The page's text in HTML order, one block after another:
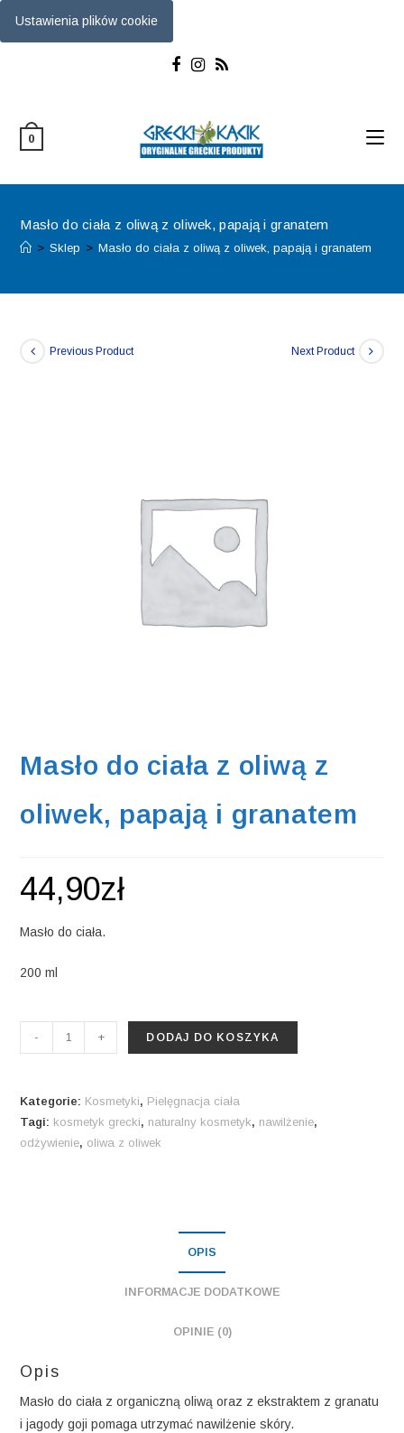
Ustawienia plików cookie
0
Masło do ciała z oliwą z oliwek, papają i granatem
> Sklep > Masło do ciała z oliwą z oliwek, papają i granatem
Previous Product Next Product
Masło do ciała z oliwą z
oliwek, papają i granatem
44,90zł
Masło do ciała.
200 ml
Masło
ciała
z
oliwą
- + DODAJ DO KOSZYKA
Kategorie: Kosmetyki, Pielęgnacja ciała
Tagi: kosmetyk grecki, naturalny kosmetyk, nawilżenie,
odżywienie, oliwa z oliwek
OPIS
INFORMACJE DODATKOWE
OPINIE (0)
Opis
Masło do ciała z organiczną oliwą oraz z ekstraktem z granatu
i jagody goji pomaga utrzymać nawilżenie skóry.